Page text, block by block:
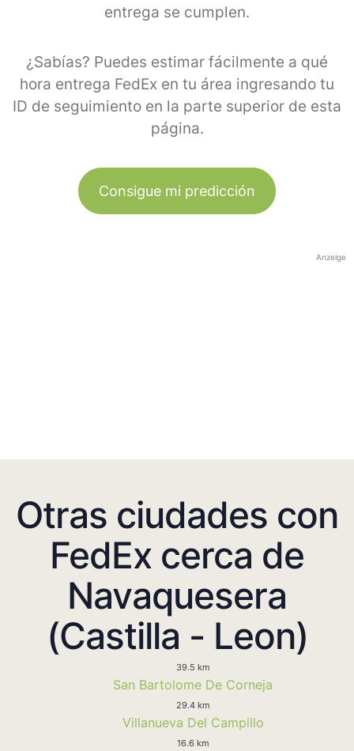
entrega se cumplen.
¿Sabías? Puedes estimar fácilmente a qué
hora entrega FedEx en tu área ingresando tu
ID de seguimiento en la parte superior de esta
página.
Consigue mi predicción
Anzeige
Otras ciudades con
FedEx cerca de
Navaquesera
(Castilla - Leon)
39.5 km
San Bartolome De Corneja
29.4 km
Villanueva Del Campillo
16.6 km